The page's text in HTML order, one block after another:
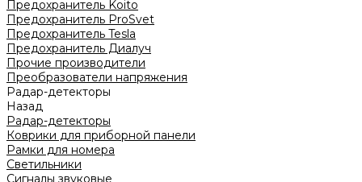
Предохранитель Koito
Предохранитель ProSvet
Предохранитель Tesla
Предохранитель Диалуч
Прочие производители
Преобразователи напряжения
Радар-детекторы
Назад
Радар-детекторы
Коврики для приборной панели
Рамки для номера
Светильники
Сигналы звуковые